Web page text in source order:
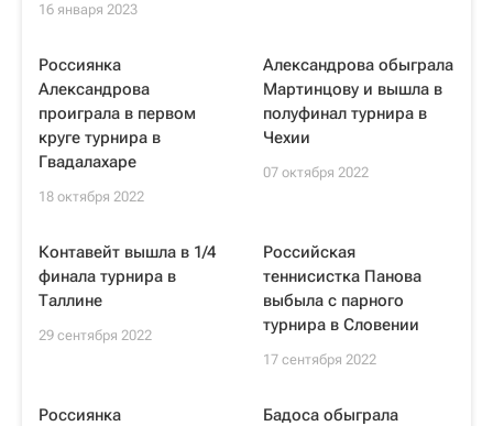
16 января 2023
Россиянка
Александрова
проиграла в первом
круге турнира в
Гвадалахаре
18 октября 2022
Александрова обыграла
Мартинцову и вышла в
полуфинал турнира в
Чехии
07 октября 2022
Контавейт вышла в 1/4
финала турнира в
Таллине
29 сентября 2022
Российская
теннисистка Панова
выбыла с парного
турнира в Словении
17 сентября 2022
Россиянка
Бадоса обыграла